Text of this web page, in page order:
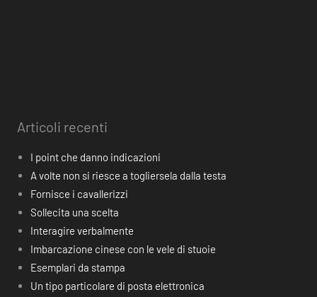
Articoli recenti
I point che danno indicazioni
A volte non si riesce a togliersela dalla testa
Fornisce i cavallerizzi
Sollecita una scelta
Interagire verbalmente
Imbarcazione cinese con le vele di stuoie
Esemplari da stampa
Un tipo particolare di posta elettronica